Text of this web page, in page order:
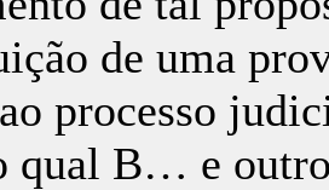
de uma
processo
qual B… e